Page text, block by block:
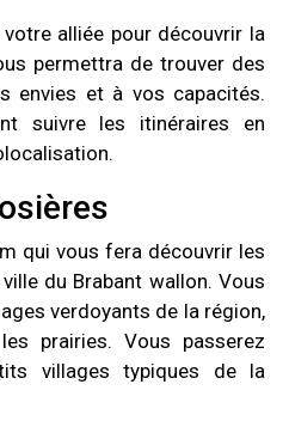
votre alliée pour découvrir la
permettra de trouver des
envies et à vos capacités.
suivre les itinéraires en
qui vous fera découvrir les
du Brabant wallon. Vous
verdoyants de la région,
prairies. Vous passerez
villages typiques de la